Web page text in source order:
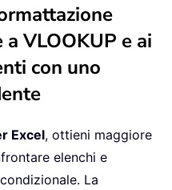
VLOOKUP e ai
con uno
Excel, ottieni maggiore
elenchi e
La